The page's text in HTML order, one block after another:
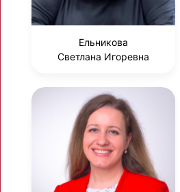
Ельникова
Светлана Игоревна